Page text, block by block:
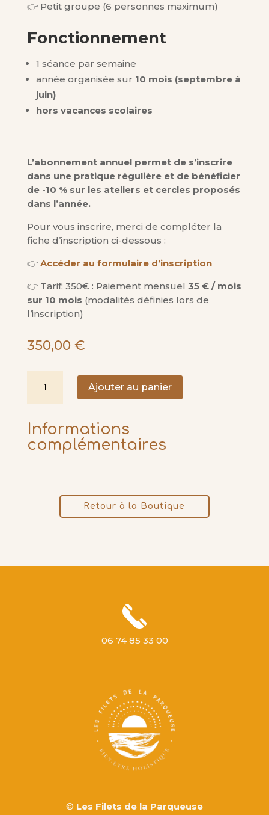
👉 Petit groupe (6 personnes maximum)
Fonctionnement
1 séance par semaine
année organisée sur 10 mois (septembre à
juin)
hors vacances scolaires
L’abonnement annuel permet de s’inscrire
dans une pratique régulière et de bénéficier
de -10 % sur les ateliers et cercles proposés
dans l’année.
Pour vous inscrire, merci de compléter la
fiche d’inscription ci-dessous :
👉 Accéder au formulaire d’inscription
👉 Tarif: 350€ : Paiement mensuel 35 € / mois
sur 10 mois (modalités définies lors de
l’inscription)
350,00 €
Abonnement
–
paiement
Ajouter au panier
Informations
complémentaires
Retour à la Boutique
06 74 85 33 00
© Les Filets de la Parqueuse